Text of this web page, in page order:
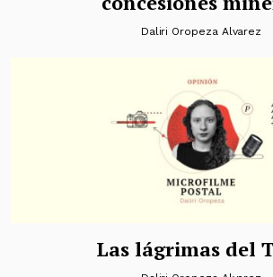
Daliri Oropeza Alvarez
Las lágrimas del